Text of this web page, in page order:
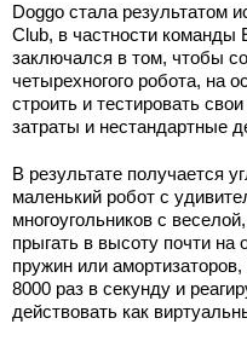
Doggo стала результатом
Club, в частности
заключался в том, чтобы
четырехногого робота, на
строить и тестировать
затраты и нестандартные
В результате получается
маленький робот с
многоугольников с
прыгать в высоту почти на
пружин или
8000 раз в секунду и
действовать как